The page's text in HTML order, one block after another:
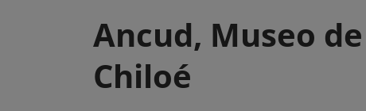
Ancud, Museo
Chiloé